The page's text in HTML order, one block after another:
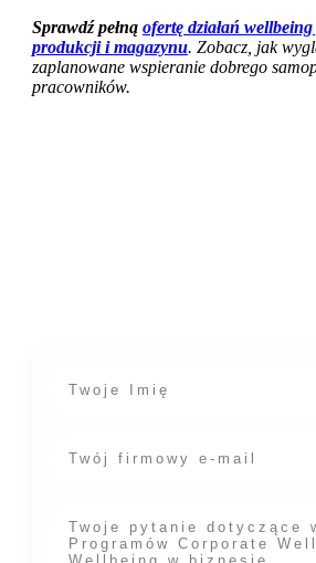
Sprawdź pełną ofertę działań
produkcji i magazynu. Zobacz, jak
zaplanowane wspieranie dobrego
pracowników.